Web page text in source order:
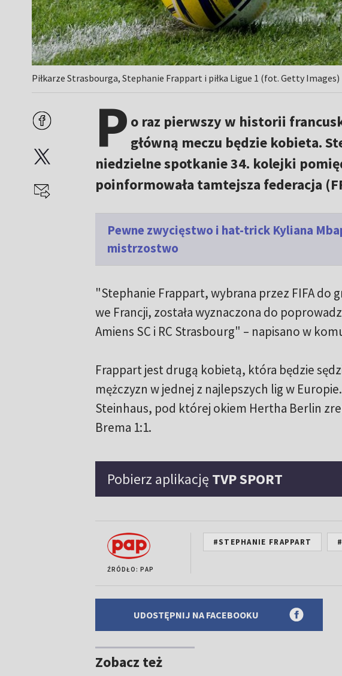
Piłkarze Strasbourga, Stephanie Frappart i piłka Ligue 1 (fot. Getty Images)
P o raz pierwszy w historii
główną meczu będzie kobieta.
niedzielne spotkanie 34. kolejki
poinformowała tamtejsza federacja
Pewne zwycięstwo i hat-trick Kyliana
mistrzostwo
"Stephanie Frappart, wybrana przez FIFA do
we Francji, została wyznaczona do
Amiens SC i RC Strasbourg" – napisano w
Frappart jest drugą kobietą, która będzie
mężczyzn w jednej z najlepszych lig w
Steinhaus, pod której okiem Hertha Berlin
Brema 1:1.
Pobierz aplikację TVP SPORT
ŹRÓDŁO: PAP
#STEPHANIE FRAPPART
UDOSTĘPNIJ NA FACEBOOKU
Zobacz też